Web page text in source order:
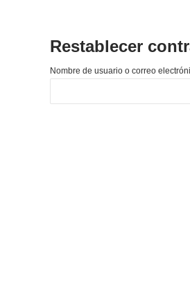
Restablecer
Nombre de usuario o correo